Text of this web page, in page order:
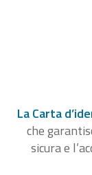
La Carta
che
sicura e